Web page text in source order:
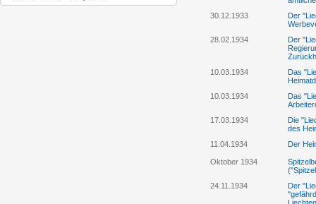
30.12.1933
Der
28.02.1934
Der
10.03.1934
Das
10.03.1934
Das
17.03.1934
Die
des
11.04.1934
Der
Oktober 1934
24.11.1934
Der